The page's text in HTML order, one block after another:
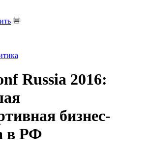
Russia 2016:
бизнес-
в РФ